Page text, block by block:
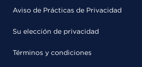
Aviso de Prácticas de Privacidad
Su elección de privacidad
Términos y condiciones